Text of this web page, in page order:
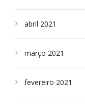
abril 2021
março 2021
fevereiro 2021